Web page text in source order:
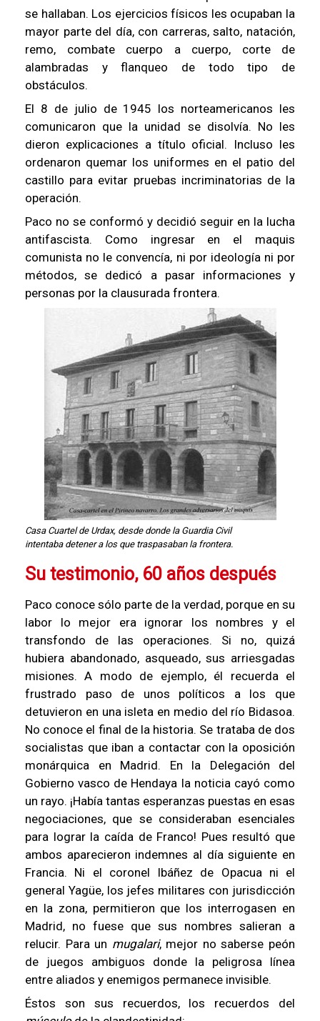
se hallaban. Los ejercicios físicos les ocupaban la
mayor parte del día, con carreras, salto, natación,
remo, combate cuerpo a cuerpo, corte de
alambradas y flanqueo de todo tipo de
obstáculos.
El 8 de julio de 1945 los norteamericanos les
comunicaron que la unidad se disolvía. No les
dieron explicaciones a título oficial. Incluso les
ordenaron quemar los uniformes en el patio del
castillo para evitar pruebas incriminatorias de la
operación.
Paco no se conformó y decidió seguir en la lucha
antifascista. Como ingresar en el maquis
comunista no le convencía, ni por ideología ni por
métodos, se dedicó a pasar informaciones y
personas por la clausurada frontera.
Casa Cuartel de Urdax, desde donde la Guardia Civil
intentaba detener a los que traspasaban la frontera.
Su testimonio, 60 años después
Paco conoce sólo parte de la verdad, porque en su
labor lo mejor era ignorar los nombres y el
transfondo de las operaciones. Si no, quizá
hubiera abandonado, asqueado, sus arriesgadas
misiones. A modo de ejemplo, él recuerda el
frustrado paso de unos políticos a los que
detuvieron en una isleta en medio del río Bidasoa.
No conoce el final de la historia. Se trataba de dos
socialistas que iban a contactar con la oposición
monárquica en Madrid. En la Delegación del
Gobierno vasco de Hendaya la noticia cayó como
un rayo. ¡Había tantas esperanzas puestas en esas
negociaciones, que se consideraban esenciales
para lograr la caída de Franco! Pues resultó que
ambos aparecieron indemnes al día siguiente en
Francia. Ni el coronel Ibáñez de Opacua ni el
general Yagüe, los jefes militares con jurisdicción
en la zona, permitieron que los interrogasen en
Madrid, no fuese que sus nombres salieran a
relucir. Para un mugalari, mejor no saberse peón
de juegos ambiguos donde la peligrosa línea
entre aliados y enemigos permanece invisible.
Éstos son sus recuerdos, los recuerdos del